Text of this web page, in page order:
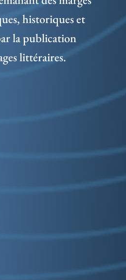
historiques et
la publication
littéraires.